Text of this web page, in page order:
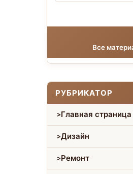
Все
РУБРИКАТОР
Главная страница
Дизайн
Ремонт